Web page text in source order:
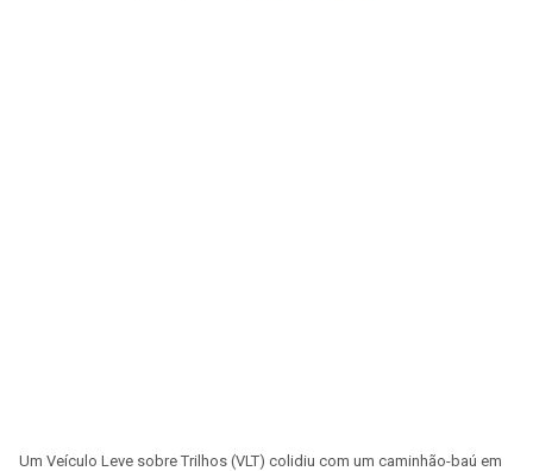
Um Veículo Leve sobre Trilhos (VLT) colidiu com um caminhão-baú em